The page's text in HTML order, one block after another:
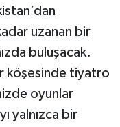
uzanan bir
buluşacak.
köşesinde tiyatro
oyunlar
yalnızca bir